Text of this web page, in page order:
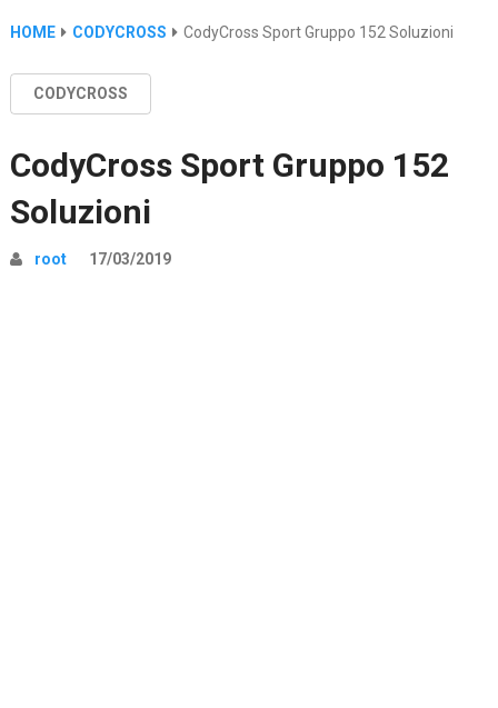
HOME CODYCROSS CodyCross Sport Gruppo 152 Soluzioni
CODYCROSS
CodyCross Sport Gruppo 152
Soluzioni
root 17/03/2019